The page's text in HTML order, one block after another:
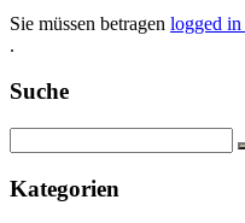
Sie müssen betragen logged in
.
Suche
Kategorien